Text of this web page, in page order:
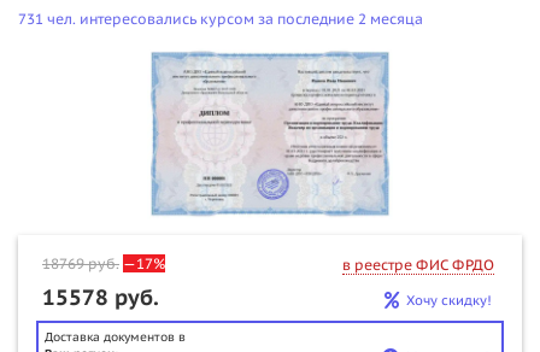
731 чел. интересовались курсом за последние 2 месяца
18769руб. —17% в реестре ФИС ФРДО
15578 руб. Хочу скидку!
Доставка документов в